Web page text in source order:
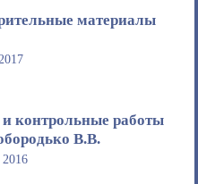
материалы
контрольные работы
В.В.
2016